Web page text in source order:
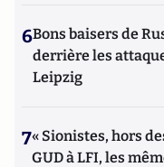
6Bons baisers de
derrière les
Leipzig
7« Sionistes, hors
GUD à LFI, les